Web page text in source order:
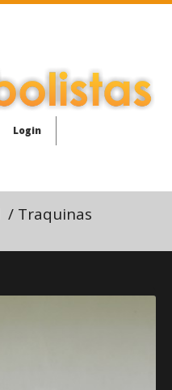
Login
/ Traquinas